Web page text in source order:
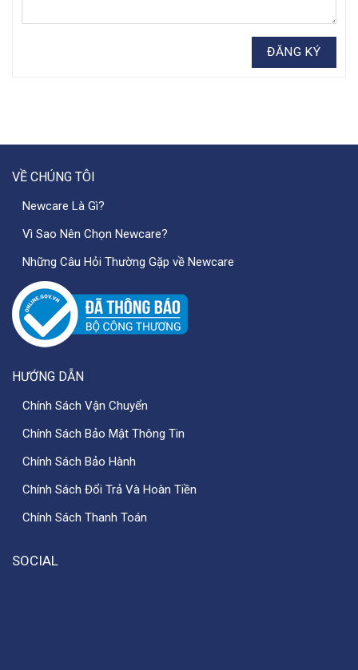
VỀ CHÚNG TÔI
Newcare Là Gì?
Vì Sao Nên Chọn Newcare?
Những Câu Hỏi Thường Gặp về Newcare
HƯỚNG DẪN
Chính Sách Vận Chuyển
Chính Sách Bảo Mật Thông Tin
Chính Sách Bảo Hành
Chính Sách Đổi Trả Và Hoàn Tiền
Chính Sách Thanh Toán
SOCIAL